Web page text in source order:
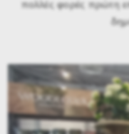
πολλές φορές πρώτη